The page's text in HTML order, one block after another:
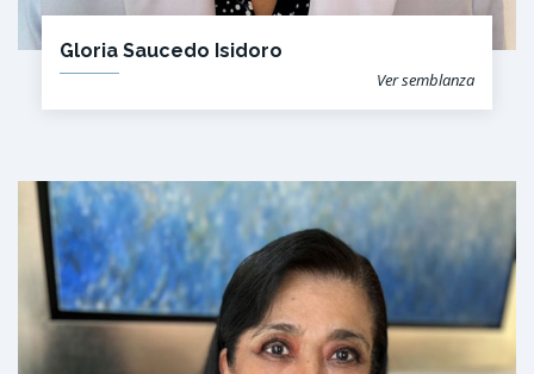
Gloria Saucedo Isidoro
Ver semblanza